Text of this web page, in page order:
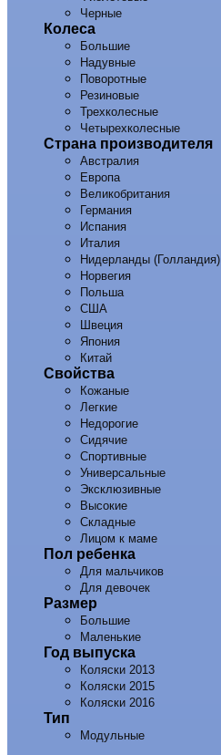
Черные
Колеса
Большие
Надувные
Поворотные
Резиновые
Трехколесные
Четырехколесные
Страна производителя
Австралия
Европа
Великобритания
Германия
Испания
Италия
Нидерланды (Голландия)
Норвегия
Польша
США
Швеция
Япония
Китай
Свойства
Кожаные
Легкие
Недорогие
Сидячие
Спортивные
Универсальные
Эксклюзивные
Высокие
Складные
Лицом к маме
Пол ребенка
Для мальчиков
Для девочек
Размер
Большие
Маленькие
Год выпуска
Коляски 2013
Коляски 2015
Коляски 2016
Тип
Модульные